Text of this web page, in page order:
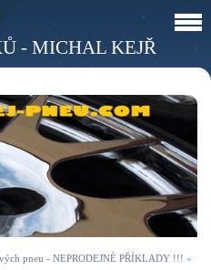
- MICHAL KEJŘ
pneu - NEPRODEJNÉ PŘÍKLADY !!! »